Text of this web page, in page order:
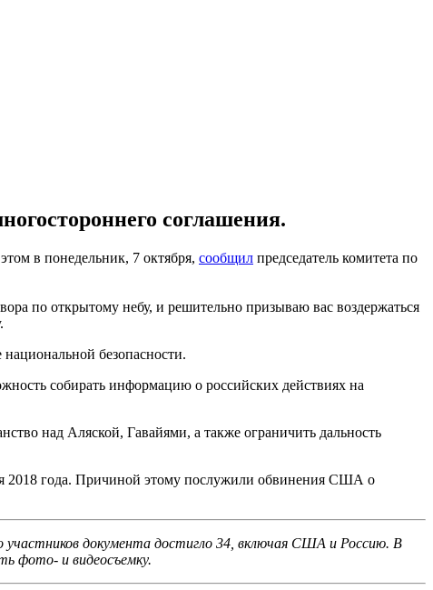
соглашения.
в понедельник, 7 октября, сообщил председатель комитета по
по открытому небу, и решительно призываю вас воздержаться
безопасности.
собирать информацию о российских действиях на
над Аляской, Гавайями, а также ограничить дальность
2018 года. Причиной этому послужили обвинения США о
документа достигло 34, включая США и Россию. В
фото- и видеосъемку.